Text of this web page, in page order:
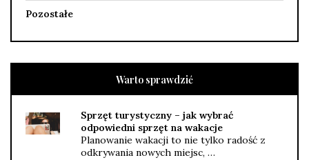
Pozostałe
Warto sprawdzić
Sprzęt turystyczny – jak wybrać
odpowiedni sprzęt na wakacje
Planowanie wakacji to nie tylko radość z
odkrywania nowych miejsc, …